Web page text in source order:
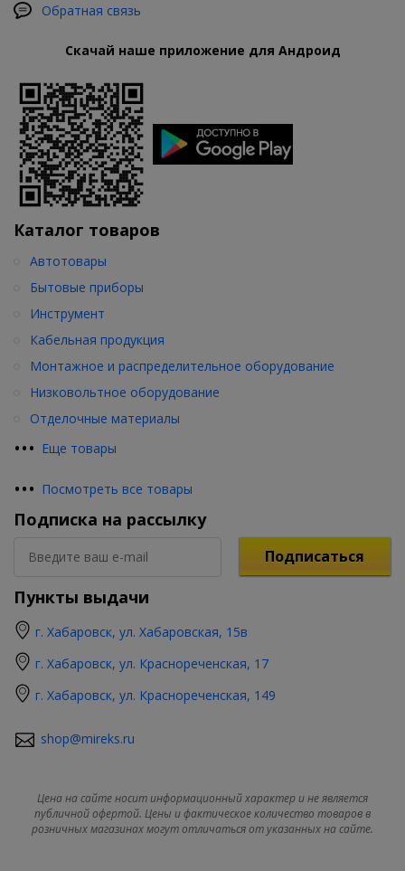
Обратная связь
Скачай наше приложение для Андроид
Каталог товаров
••• Еще товары
Автотовары
Бытовые приборы
Инструмент
Кабельная продукция
Монтажное и распределительное оборудование
Низковольтное оборудование
Отделочные материалы
••• Посмотреть все товары
Подписка на рассылку
Подписаться
Пункты выдачи
г. Хабаровск, ул. Хабаровская, 15в
г. Хабаровск, ул. Краснореченская, 17
г. Хабаровск, ул. Краснореченская, 149
shop@mireks.ru
Цена на сайте носит информационный характер и не является
публичной офертой. Цены и фактическое количество товаров в
розничных магазинах могут отличаться от указанных на сайте.